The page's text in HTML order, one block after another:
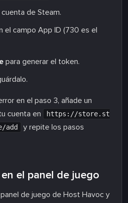
de Steam.
el campo App ID (730 es el
para generar el token.
en el paso 3, añade un
cuenta en
https://store.st
add
y repite los pasos
el panel de juego
de juego de Host Havoc y